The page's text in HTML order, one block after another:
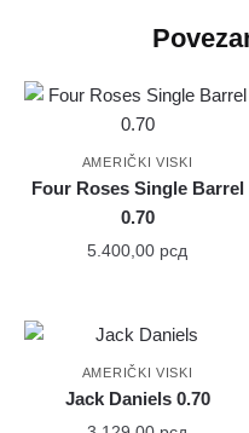
AMERIČKI VISKI
Four Roses Single Barrel
0.70
5.400,00 рсд
AMERIČKI VISKI
Jack Daniels 0.70